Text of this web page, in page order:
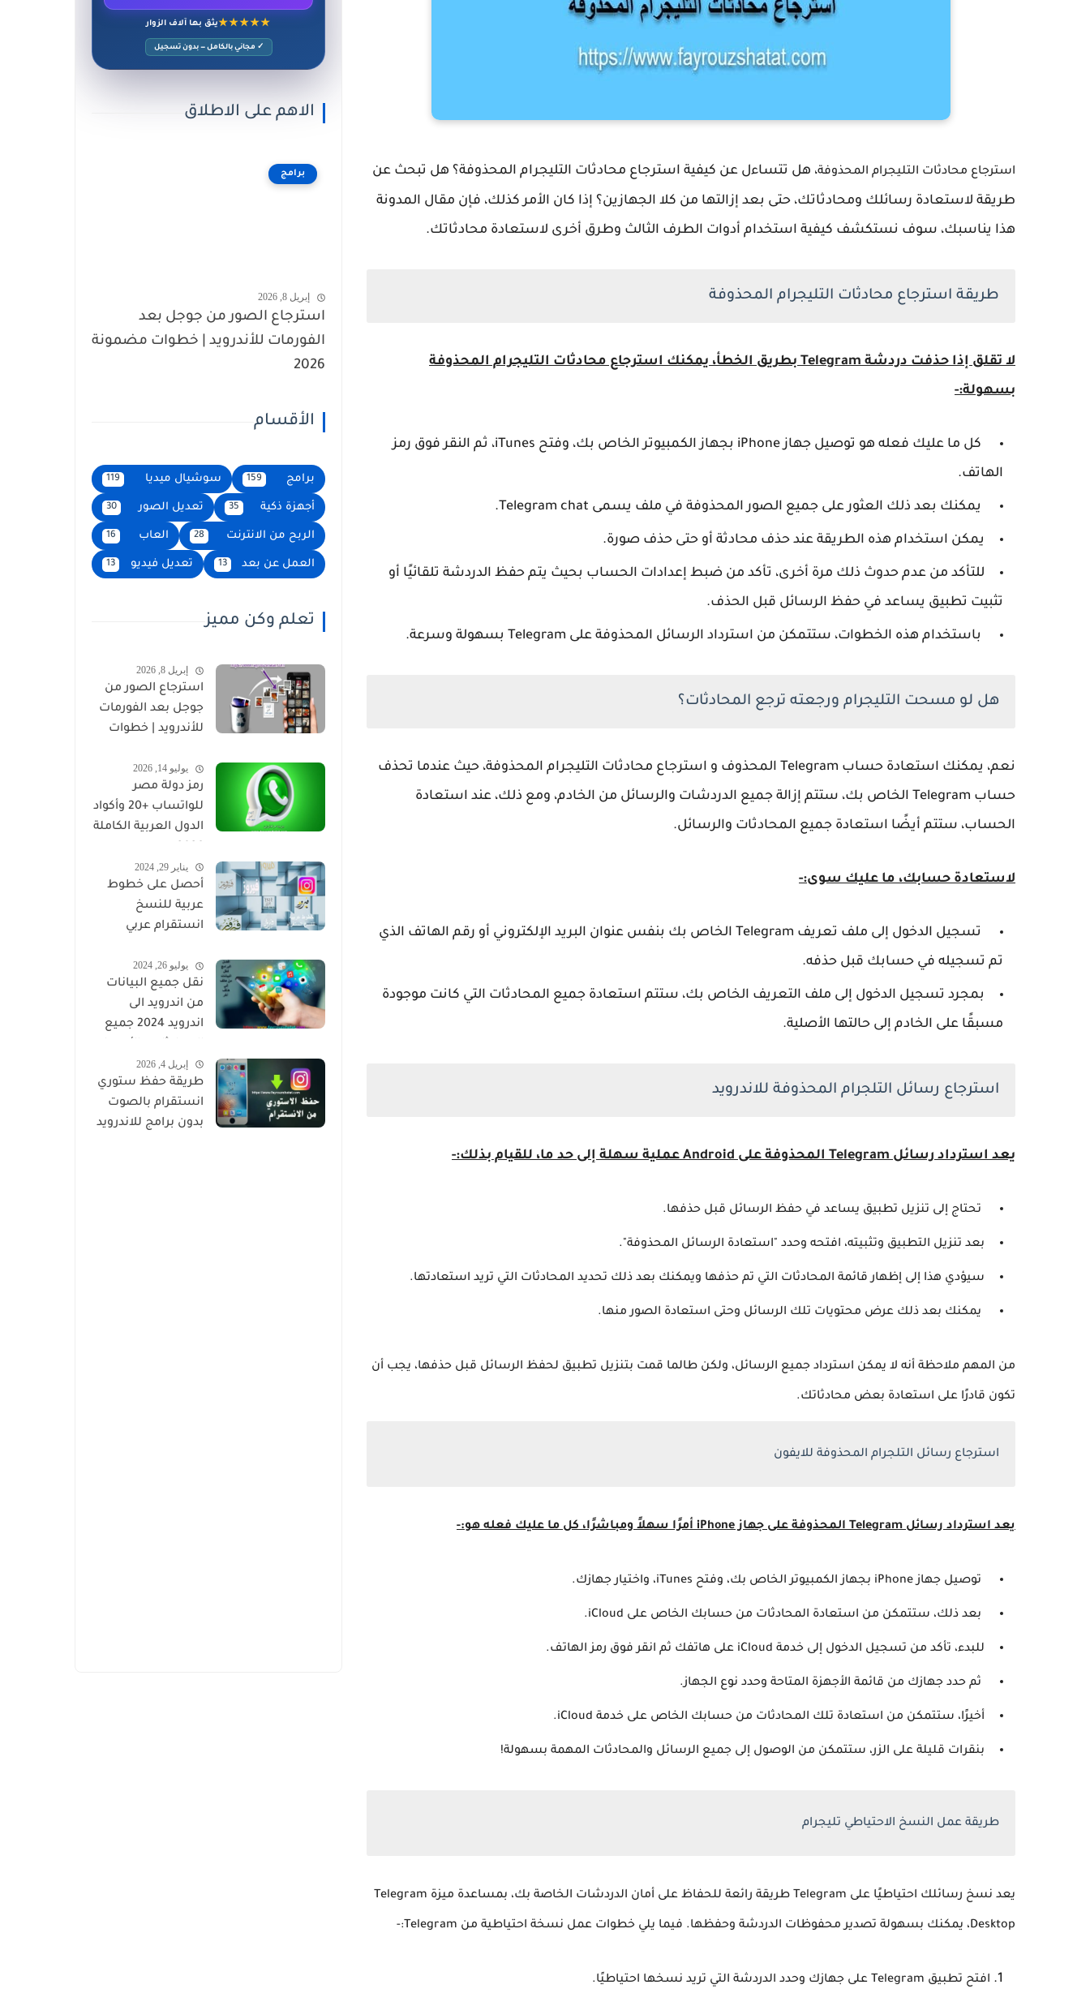
استرجاع محادثات التليجرام المحذوفة، هل تتساءل عن كيفية استرجاع محادثات التليجرام المحذوفة؟ هل تبحث عن
طريقة لاستعادة رسائلك ومحادثاتك، حتى بعد إزالتها من كلا الجهازين؟ إذا كان الأمر كذلك، فإن مقال المدونة
هذا يناسبك، سوف نستكشف كيفية استخدام أدوات الطرف الثالث وطرق أخرى لاستعادة محادثاتك.
طريقة استرجاع محادثات التليجرام المحذوفة
لا تقلق إذا حذفت دردشة Telegram بطريق الخطأ، يمكنك استرجاع محادثات التليجرام المحذوفة
بسهولة:-
كل ما عليك فعله هو توصيل جهاز iPhone بجهاز الكمبيوتر الخاص بك، وفتح iTunes، ثم النقر فوق رمز
الهاتف.
يمكنك بعد ذلك العثور على جميع الصور المحذوفة في ملف يسمى Telegram chat.
يمكن استخدام هذه الطريقة عند حذف محادثة أو حتى حذف صورة.
للتأكد من عدم حدوث ذلك مرة أخرى، تأكد من ضبط إعدادات الحساب بحيث يتم حفظ الدردشة تلقائيًا أو
تثبيت تطبيق يساعد في حفظ الرسائل قبل الحذف.
باستخدام هذه الخطوات، ستتمكن من استرداد الرسائل المحذوفة على Telegram بسهولة وسرعة.
هل لو مسحت التليجرام ورجعته ترجع المحادثات؟
نعم، يمكنك استعادة حساب Telegram المحذوف و استرجاع محادثات التليجرام المحذوفة، حيث عندما تحذف
حساب Telegram الخاص بك، ستتم إزالة جميع الدردشات والرسائل من الخادم، ومع ذلك، عند استعادة
الحساب، ستتم أيضًا استعادة جميع المحادثات والرسائل.
لاستعادة حسابك، ما عليك سوى:-
تسجيل الدخول إلى ملف تعريف Telegram الخاص بك بنفس عنوان البريد الإلكتروني أو رقم الهاتف الذي
تم تسجيله في حسابك قبل حذفه.
بمجرد تسجيل الدخول إلى ملف التعريف الخاص بك، ستتم استعادة جميع المحادثات التي كانت موجودة
مسبقًا على الخادم إلى حالتها الأصلية.
استرجاع رسائل التلجرام المحذوفة للاندرويد
يعد استرداد رسائل Telegram المحذوفة على Android عملية سهلة إلى حد ما، للقيام بذلك:-
تحتاج إلى تنزيل تطبيق يساعد في حفظ الرسائل قبل حذفها.
بعد تنزيل التطبيق وتثبيته، افتحه وحدد "استعادة الرسائل المحذوفة".
سيؤدي هذا إلى إظهار قائمة المحادثات التي تم حذفها ويمكنك بعد ذلك تحديد المحادثات التي تريد استعادتها.
يمكنك بعد ذلك عرض محتويات تلك الرسائل وحتى استعادة الصور منها.
من المهم ملاحظة أنه لا يمكن استرداد جميع الرسائل، ولكن طالما قمت بتنزيل تطبيق لحفظ الرسائل قبل حذفها، يجب أن
تكون قادرًا على استعادة بعض محادثاتك.
استرجاع رسائل التلجرام المحذوفة للايفون
يعد استرداد رسائل Telegram المحذوفة على جهاز iPhone أمرًا سهلاً ومباشرًا، كل ما عليك فعله هو:-
توصيل جهاز iPhone بجهاز الكمبيوتر الخاص بك، وفتح iTunes، واختيار جهازك.
بعد ذلك، ستتمكن من استعادة المحادثات من حسابك الخاص على iCloud.
للبدء، تأكد من تسجيل الدخول إلى خدمة iCloud على هاتفك ثم انقر فوق رمز الهاتف.
ثم حدد جهازك من قائمة الأجهزة المتاحة وحدد نوع الجهاز.
أخيرًا، ستتمكن من استعادة تلك المحادثات من حسابك الخاص على خدمة iCloud.
بنقرات قليلة على الزر، ستتمكن من الوصول إلى جميع الرسائل والمحادثات المهمة بسهولة!
طريقة عمل النسخ الاحتياطي تليجرام
يعد نسخ رسائلك احتياطيًا على Telegram طريقة رائعة للحفاظ على أمان الدردشات الخاصة بك، بمساعدة ميزة Telegram
Desktop، يمكنك بسهولة تصدير محفوظات الدردشة وحفظها. فيما يلي خطوات عمل نسخة احتياطية من Telegram:-
افتح تطبيق Telegram على جهازك وحدد الدردشة التي تريد نسخها احتياطيًا.
★★★★★يثق بها آلاف الزوار
✓ مجاني بالكامل — بدون تسجيل
الاهم على الاطلاق
برامج
إبريل 8, 2026
استرجاع الصور من جوجل بعد
الفورمات للأندرويد | خطوات مضمونة
2026
الأقسام
برامج 159 سوشيال ميديا 119
أجهزة ذكية 35 تعديل الصور 30
الربح من الانترنت 28 العاب 16
العمل عن بعد 13 تعديل فيديو 13
تعلم وكن مميز
إبريل 8, 2026
استرجاع الصور من
جوجل بعد الفورمات
للأندرويد | خطوات
يوليو 14, 2026
رمز دولة مصر
للواتساب +20 وأكواد
الدول العربية الكاملة
يناير 29, 2024
أحصل على خطوط
عربية للنسخ
انستقرام عربي
يوليو 26, 2024
نقل جميع البيانات
من اندرويد الى
اندرويد 2024 جميع
والصور
إبريل 4, 2026
طريقة حفظ ستوري
انستقرام بالصوت
بدون برامج للاندرويد